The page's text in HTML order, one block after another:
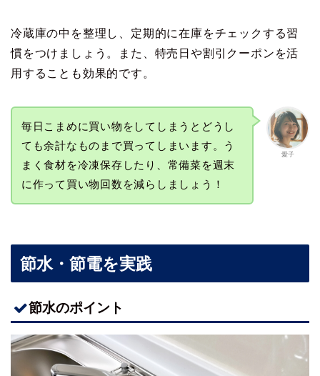
冷蔵庫の中を整理し、定期的に在庫をチェックする習
慣をつけましょう。また、特売日や割引クーポンを活
用することも効果的です。
愛子
毎日こまめに買い物をしてしまうとどうし
ても余計なものまで買ってしまいます。う
まく食材を冷凍保存したり、常備菜を週末
に作って買い物回数を減らしましょう！
節水・節電を実践
節水のポイント